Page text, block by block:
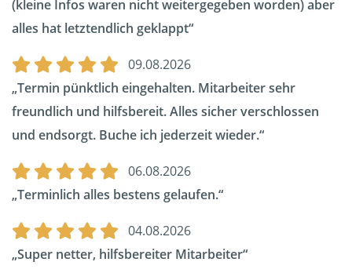
(kleine Infos waren nicht weitergegeben worden) aber
alles hat letztendlich geklappt
09.08.2026
Termin pünktlich eingehalten. Mitarbeiter sehr
freundlich und hilfsbereit. Alles sicher verschlossen
und endsorgt. Buche ich jederzeit wieder.
06.08.2026
Terminlich alles bestens gelaufen.
04.08.2026
Super netter, hilfsbereiter Mitarbeiter